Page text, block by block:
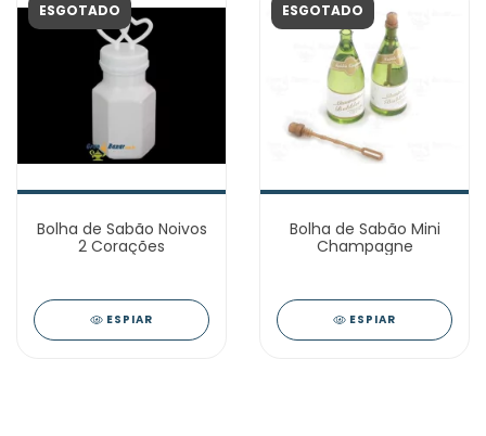
ESGOTADO
Bolha de Sabão Noivos
2 Corações
ESPIAR
ESGOTADO
Bolha de Sabão Mini
Champagne
ESPIAR